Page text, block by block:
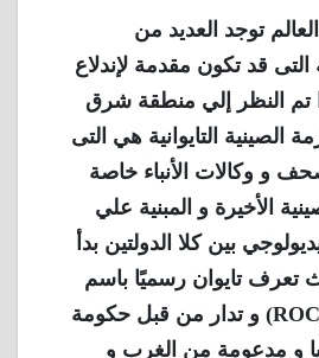
توجد العديد من
التى قد تكون مقدمة لإندلاع
تم النظر إلي منطقة شرق
الصينية التايوانية هي التى
و وكالات الأنباء خاصة
الأخيرة و المبنية علي
بين كلا الدولتين بدأ
1949 حيث تعرف تايوان رسميًا باسم
جمهورية الصين (ROC) و تدار من قبل حكومة
و مدعومة من الغرب و